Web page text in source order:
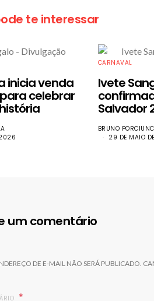
te interessar
inicia venda
celebrar
CARNAVAL
Ivete
Salvador
BRUNO
29 DE MAIO
um comentário
DE E-MAIL NÃO SERÁ PUBLICADO.